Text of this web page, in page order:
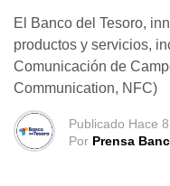
El Banco del Tesoro,
productos y servicios,
Comunicación de
Communication, NFC)
Publicado Hace
Por Prensa